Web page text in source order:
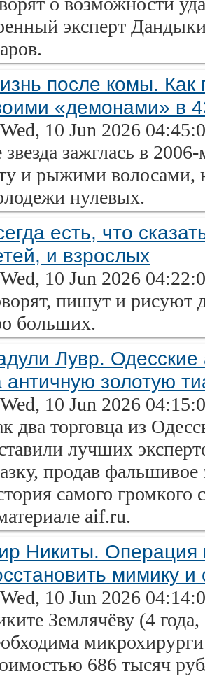
эксперт
после комы. Как
«демонами» в
10 Jun 2026
звезда зажглась в
и рыжими волосами,
нулевых.
есть, что
и взрослых
10 Jun 2026
пишут и рисуют
больших.
Лувр.
античную золотую
10 Jun 2026
два торговца из
лучших
продав
самого громкого
aif.ru.
Никиты. Операция
мимику и
10 Jun 2026
Землячёву (4
686 тысяч